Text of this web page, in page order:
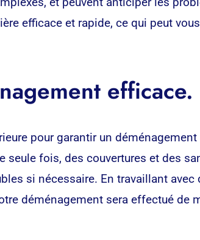
efficace et rapide, ce qui peut
efficace.
pour garantir un
fois, des couvertures et des
si nécessaire. En travaillant avec
déménagement sera effectué de